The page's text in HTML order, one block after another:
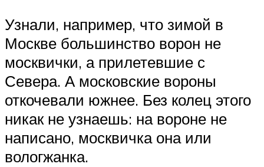
Узнали, например, что зимой в
Москве большинство ворон не
москвички, а прилетевшие с
Севера. А московские вороны
откочевали южнее. Без колец этого
никак не узнаешь: на вороне не
написано, москвичка она или
вологжанка.